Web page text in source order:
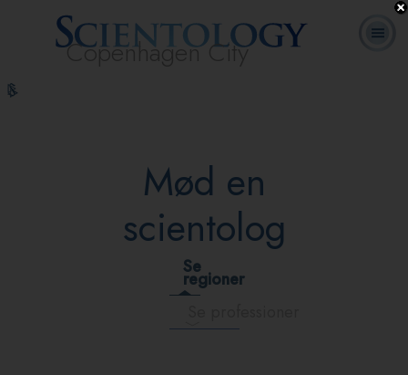
Copenhagen City
Hubbard
Mød en
scientolog
Se
regioner